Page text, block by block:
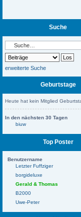
Suche
erweiterte Suche
Geburtstage
Heute hat kein Mitglied
In den nächsten 30 Tagen
biuw
Top Poster
Benutzername
Letzter Fuffziger
borgideluxe
Gerald & Thomas
B2000
Uwe-Peter